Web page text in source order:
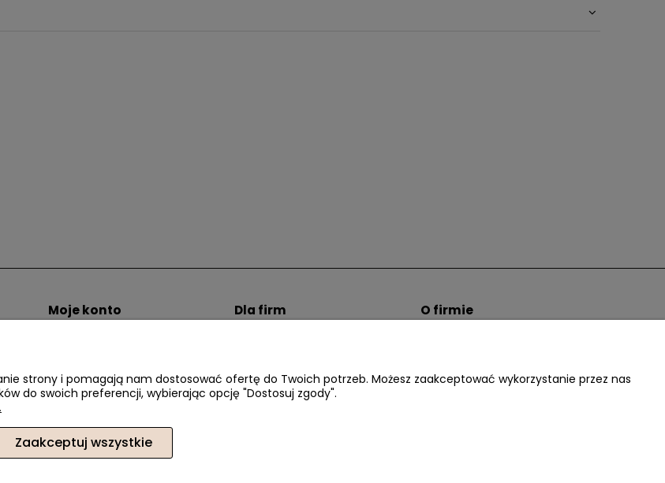
Moje konto
Przechowalnia
Dla firm O firmie
dacter.pl
woj. mazowieckie | E-mail:
strony i pomagają nam dostosować ofertę do Twoich potrzeb. Możesz zaakceptować wykorzystanie przez nas
do swoich preferencji, wybierając opcję "Dostosuj zgody".
Zaakceptuj wszystkie